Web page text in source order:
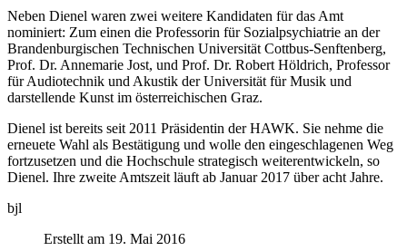
Neben Dienel waren zwei weitere Kandidaten für das Amt
nominiert: Zum einen die Professorin für Sozialpsychiatrie an der
Brandenburgischen Technischen Universität Cottbus-Senftenberg,
Prof. Dr. Annemarie Jost, und Prof. Dr. Robert Höldrich, Professor
für Audiotechnik und Akustik der Universität für Musik und
darstellende Kunst im österreichischen Graz.
Dienel ist bereits seit 2011 Präsidentin der HAWK. Sie nehme die
erneuete Wahl als Bestätigung und wolle den eingeschlagenen Weg
fortzusetzen und die Hochschule strategisch weiterentwickeln, so
Dienel. Ihre zweite Amtszeit läuft ab Januar 2017 über acht Jahre.
bjl
Erstellt am 19. Mai 2016